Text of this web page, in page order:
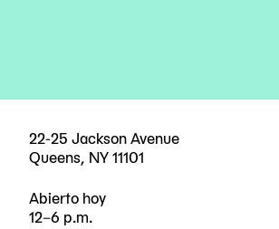
22-25 Jackson Avenue
Queens, NY 11101
Abierto hoy
12–6 p.m.